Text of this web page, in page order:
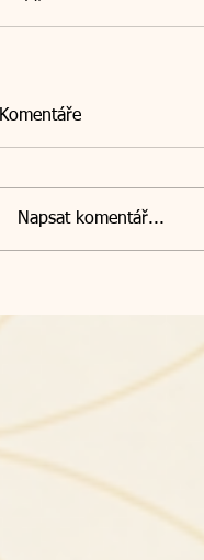
Komentáře
Napsat komentář...